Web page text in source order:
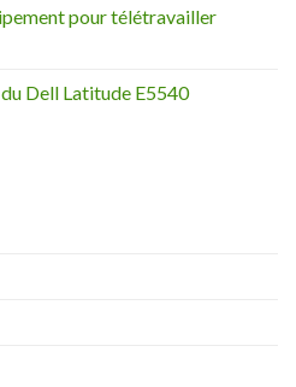
pour télétravailler
Dell Latitude E5540